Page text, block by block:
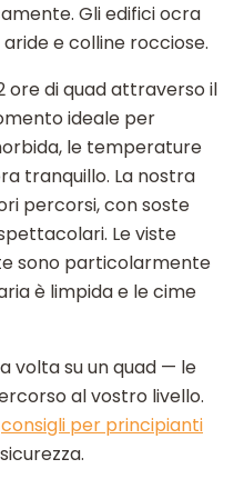
Gli edifici ocra
e colline rocciose.
ore di quad attraverso il
ideale per
le temperature
tranquillo. La nostra
percorsi, con soste
Le viste
sono particolarmente
è limpida e le cime
volta su un quad — le
al vostro livello.
consigli per principianti